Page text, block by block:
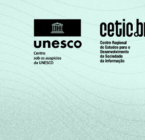
9,98
1,79 0,38